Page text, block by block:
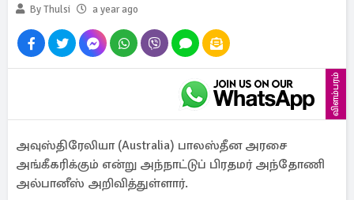
By Thulsi
a year ago
விளம்பரம்
அவுஸ்திரேலியா (Australia) பாலஸ்தீன அரசை
அங்கீகரிக்கும் என்று அந்நாட்டுப் பிரதமர் அந்தோணி
அல்பானீஸ் அறிவித்துள்ளார்.